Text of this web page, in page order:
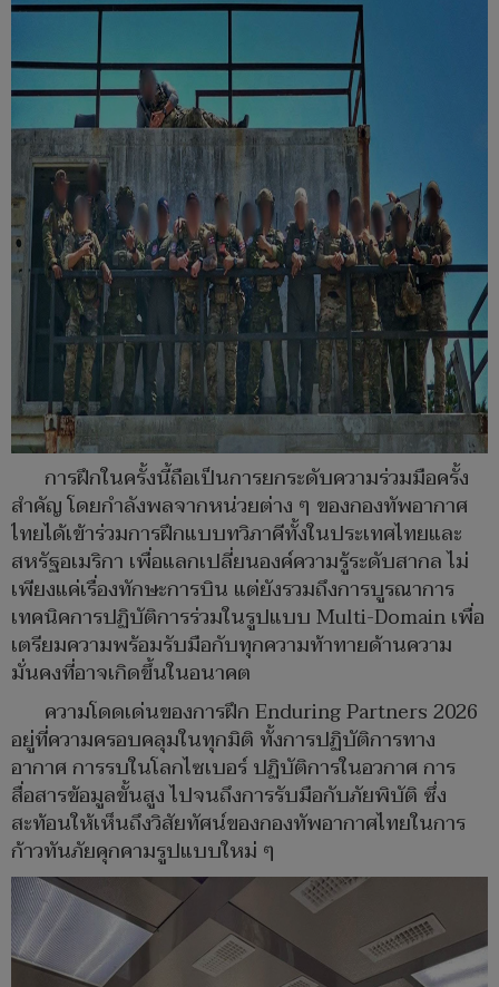
การฝึกในครั้งนี้ถือเป็นการยกระดับความร่วมมือครั้ง
สำคัญ โดยกำลังพลจากหน่วยต่าง ๆ ของกองทัพอากาศ
ไทยได้เข้าร่วมการฝึกแบบทวิภาคีทั้งในประเทศไทยและ
สหรัฐอเมริกา เพื่อแลกเปลี่ยนองค์ความรู้ระดับสากล ไม่
เพียงแค่เรื่องทักษะการบิน แต่ยังรวมถึงการบูรณาการ
เทคนิคการปฏิบัติการร่วมในรูปแบบ Multi-Domain เพื่อ
เตรียมความพร้อมรับมือกับทุกความท้าทายด้านความ
มั่นคงที่อาจเกิดขึ้นในอนาคต
ความโดดเด่นของการฝึก Enduring Partners 2026
อยู่ที่ความครอบคลุมในทุกมิติ ทั้งการปฏิบัติการทาง
อากาศ การรบในโลกไซเบอร์ ปฏิบัติการในอวกาศ การ
สื่อสารข้อมูลขั้นสูง ไปจนถึงการรับมือกับภัยพิบัติ ซึ่ง
สะท้อนให้เห็นถึงวิสัยทัศน์ของกองทัพอากาศไทยในการ
ก้าวทันภัยคุกคามรูปแบบใหม่ ๆ